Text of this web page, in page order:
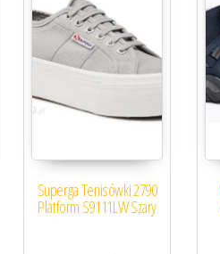
Superga Tenisówki 2790
Platform S9111LW Szary